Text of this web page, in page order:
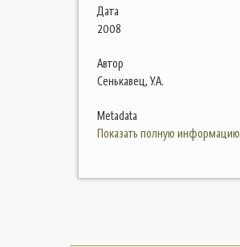
Дата
2008
Автор
Сенькавец, У.А.
Metadata
Показать полную информацию